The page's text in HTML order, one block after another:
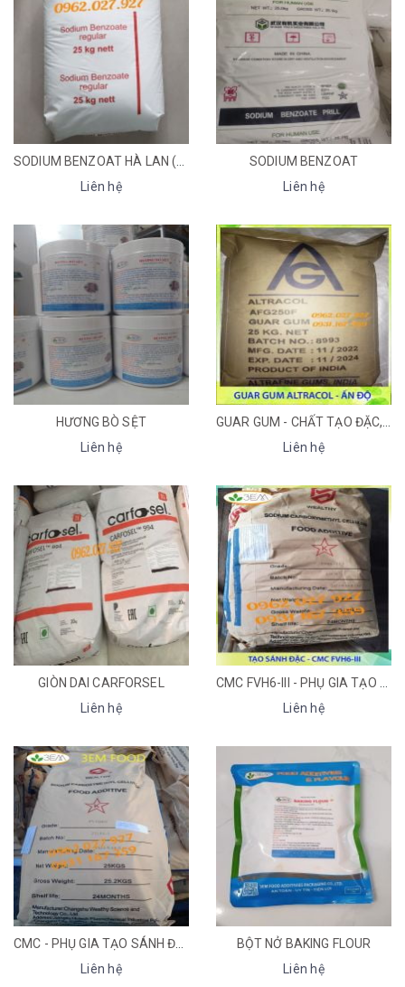
Liên hệ
SODIUM BENZOAT
Liên hệ
HƯƠNG BÒ SỆT
Liên hệ
Liên hệ
GIÒN DAI CARFORSEL
Liên hệ
Liên hệ
Liên hệ
BỘT NỞ BAKING FLOUR
Liên hệ